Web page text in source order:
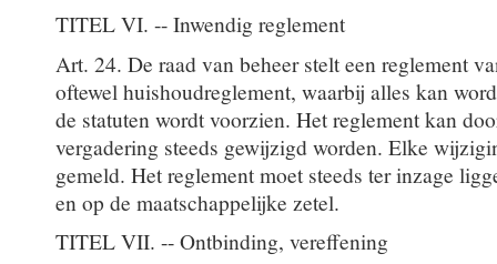
TITEL VI. -- Inwendig reglement
Art. 24. De raad van beheer stelt een reglement
oftewel huishoudreglement, waarbij alles kan
de statuten wordt voorzien. Het reglement kan
vergadering steeds gewijzigd worden. Elke
gemeld. Het reglement moet steeds ter inzage
en op de maatschappelijke zetel.
TITEL VII. -- Ontbinding, vereffening